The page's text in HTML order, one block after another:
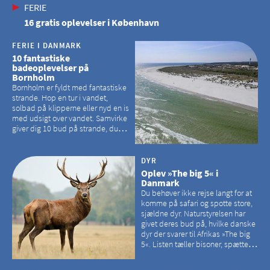
FERIE
16 gratis oplevelser i København
FERIE I DANMARK
10 fantastiske
badeoplevelser på
Bornholm
Bornholm er fyldt med fantastiske
strande. Hop en tur i vandet,
solbad på klipperne eller nyd en is
med udsigt over vandet. Samvirke
giver dig 10 bud på strande, du
DYR
Oplev »The big 5« i
Danmark
Du behøver ikke rejse langt for at
komme på safari og spotte store,
sjældne dyr. Naturstyrelsen har
givet deres bud på, hvilke danske
dyr der svarer til Afrikas »The big
5«. Listen tæller bisoner, spættede